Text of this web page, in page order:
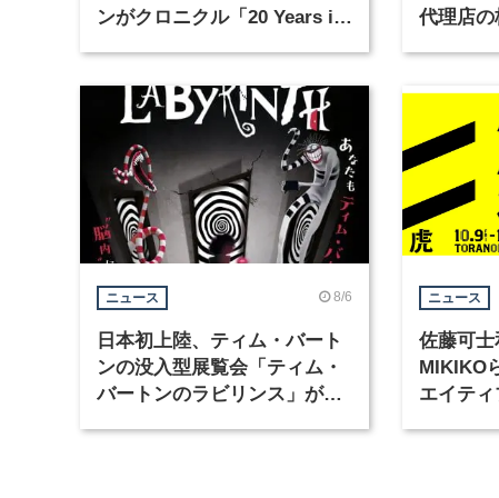
ンがクロニクル「20 Years in
代理店の
ニュース 8/6
日本初上陸、ティム・バート
ンの没入型展覧会「ティム・
バートンのラビリンス」が東
ニュース
佐藤可士
MIKIKO
エイテ